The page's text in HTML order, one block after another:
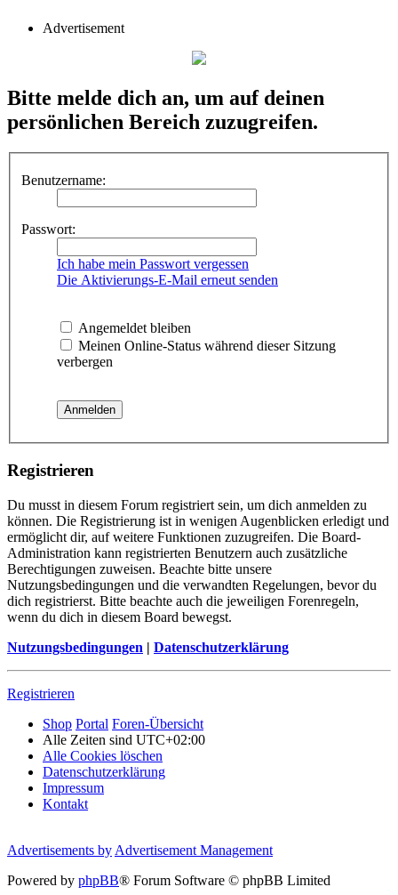
Advertisement
Bitte melde dich an, um auf deinen
persönlichen Bereich zuzugreifen.
Benutzername:
Passwort:
Ich habe mein Passwort vergessen
Die Aktivierungs-E-Mail erneut senden
Angemeldet bleiben
Meinen Online-Status während dieser Sitzung
verbergen
Registrieren
Du musst in diesem Forum registriert sein, um dich anmelden zu
können. Die Registrierung ist in wenigen Augenblicken erledigt und
ermöglicht dir, auf weitere Funktionen zuzugreifen. Die Board-
Administration kann registrierten Benutzern auch zusätzliche
Berechtigungen zuweisen. Beachte bitte unsere
Nutzungsbedingungen und die verwandten Regelungen, bevor du
dich registrierst. Bitte beachte auch die jeweiligen Forenregeln,
wenn du dich in diesem Board bewegst.
Nutzungsbedingungen | Datenschutzerklärung
Registrieren
Shop Portal Foren-Übersicht
Alle Zeiten sind UTC+02:00
Alle Cookies löschen
Datenschutzerklärung
Impressum
Kontakt
Advertisements by Advertisement Management
Powered by phpBB® Forum Software © phpBB Limited